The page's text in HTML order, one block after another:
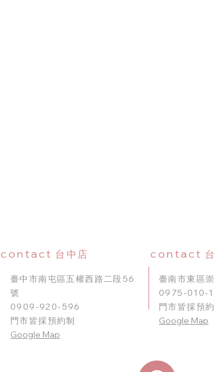
contact 台中店 contact
臺南市東區
0975-010-
門市皆採預
Google Map
臺中市南屯區五權西路二段56
號
0909-920-596
門市皆採預約制
​Google Map